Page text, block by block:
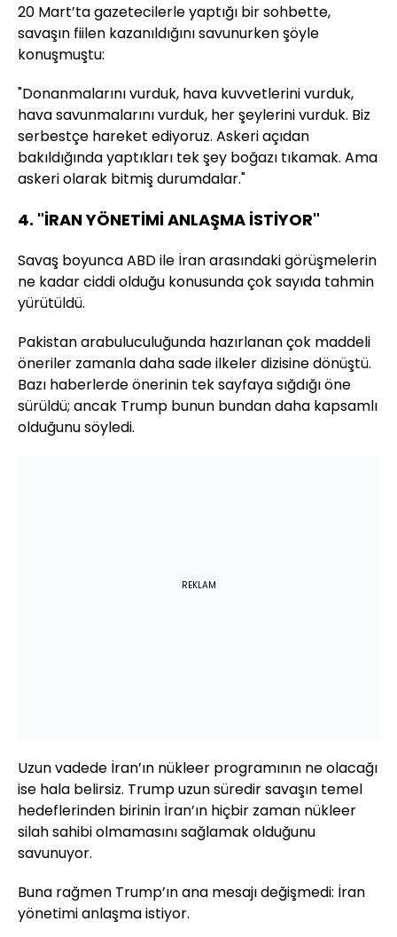
20 Mart’ta gazetecilerle yaptığı bir sohbette,
savaşın fiilen kazanıldığını savunurken şöyle
konuşmuştu:
"Donanmalarını vurduk, hava kuvvetlerini vurduk,
hava savunmalarını vurduk, her şeylerini vurduk. Biz
serbestçe hareket ediyoruz. Askeri açıdan
bakıldığında yaptıkları tek şey boğazı tıkamak. Ama
askeri olarak bitmiş durumdalar."
4. "İRAN YÖNETİMİ ANLAŞMA İSTİYOR"
Savaş boyunca ABD ile İran arasındaki görüşmelerin
ne kadar ciddi olduğu konusunda çok sayıda tahmin
yürütüldü.
Pakistanarabuluculuğunda hazırlanan çok maddeli
öneriler zamanla daha sade ilkeler dizisine dönüştü.
Bazı haberlerde önerinin tek sayfaya sığdığı öne
sürüldü; ancak Trump bunun bundan daha kapsamlı
olduğunu söyledi.
REKLAM
Uzun vadede İran’ın nükleer programının ne olacağı
ise hala belirsiz. Trump uzun süredir savaşın temel
hedeflerinden birinin İran’ın hiçbir zaman nükleer
silah sahibi olmamasını sağlamak olduğunu
savunuyor.
Buna rağmen Trump’ın ana mesajı değişmedi: İran
yönetimi anlaşma istiyor.